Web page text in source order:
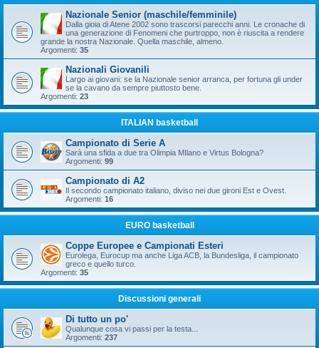
Nazionale Senior (maschile/femminile)
Dalla gioia di Atene 2002 sono trascorsi parecchi anni. Le cronache di
una generazione di Fenomeni che purtroppo, non è riuscita a rendere
grande la nostra Nazionale. Quella maschile, almeno.
Argomenti: 35
Nazionali Giovanili
Largo ai giovani: se la Nazionale senior arranca, per fortuna gli under
se la cavano da sempre piuttosto bene.
Argomenti: 23
ITALIAN basketball
Campionato di Serie A
Sarà una sfida a due tra Olimpia MIlano e Virtus Bologna?
Argomenti: 99
Campionato di A2
Il secondo campionato italiano, diviso nei due gironi Est e Ovest.
Argomenti: 16
EURO basketball
Coppe Europee e Campionati Esteri
Eurolega, Eurocup ma anche Liga ACB, la Bundesliga, il campionato
greco e quello turco.
Argomenti: 35
Discussioni generali
Di tutto un po'
Qualunque cosa vi passi per la testa...
Argomenti: 237